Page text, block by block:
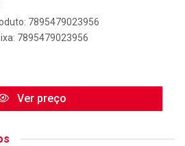
7895479023956
7895479023956
Ver preço